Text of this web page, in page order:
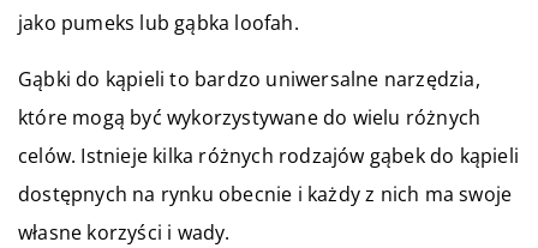
jako pumeks lub gąbka loofah.
Gąbki do kąpieli to bardzo uniwersalne narzędzia,
które mogą być wykorzystywane do wielu różnych
celów. Istnieje kilka różnych rodzajów gąbek do kąpieli
dostępnych na rynku obecnie i każdy z nich ma swoje
własne korzyści i wady.